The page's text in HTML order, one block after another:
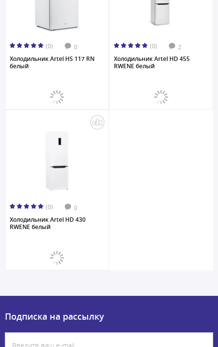
(0) 0
Холодильник Artel HS 117 RN
белый
(0) 2
Холодильник Artel HD 455
RWENE белый
(0) 0
Холодильник Artel HD 430
RWENE белый
Подписка на рассылку